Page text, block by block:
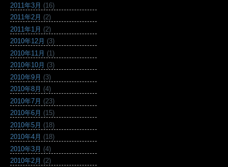
2011年3月 (16)
2011年2月 (2)
2011年1月 (2)
2010年12月 (3)
2010年11月 (1)
2010年10月 (3)
2010年9月 (3)
2010年8月 (4)
2010年7月 (23)
2010年6月 (15)
2010年5月 (18)
2010年4月 (18)
2010年3月 (4)
2010年2月 (2)